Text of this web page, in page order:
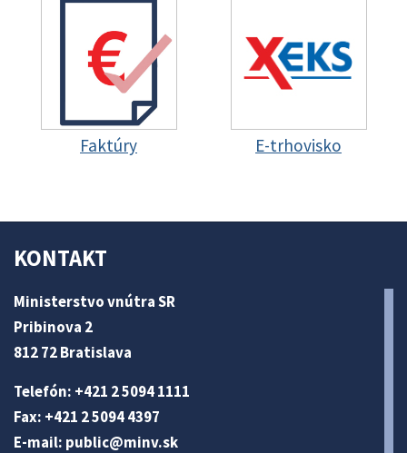
Faktúry E-trhovisko
KONTAKT
Ministerstvo vnútra SR
Pribinova 2
812 72 Bratislava
Telefón: +421 2 5094 1111
Fax: +421 2 5094 4397
E-mail: public@minv.sk